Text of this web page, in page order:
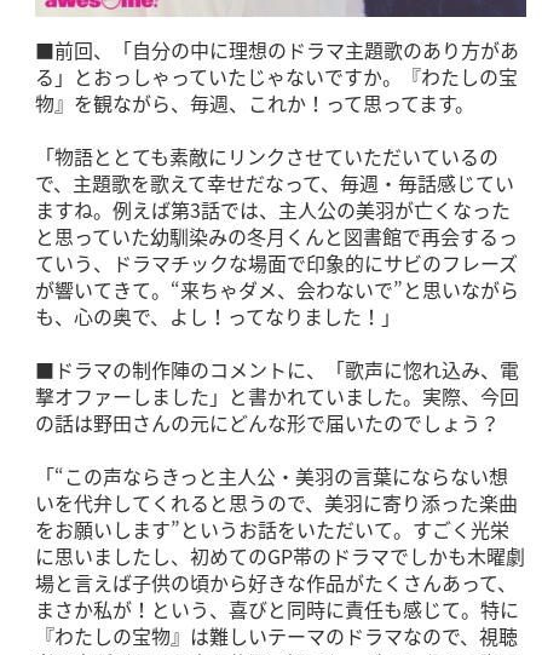
■前回、「自分の中に理想のドラマ主題歌のあり方があ
る」とおっしゃっていたじゃないですか。『わたしの宝
物』を観ながら、毎週、これか！って思ってます。
「物語ととても素敵にリンクさせていただいているの
で、主題歌を歌えて幸せだなって、毎週・毎話感じてい
ますね。例えば第3話では、主人公の美羽が亡くなった
と思っていた幼馴染みの冬月くんと図書館で再会するっ
ていう、ドラマチックな場面で印象的にサビのフレーズ
が響いてきて。“来ちゃダメ、会わないで”と思いながら
も、心の奥で、よし！ってなりました！」
■ドラマの制作陣のコメントに、「歌声に惚れ込み、電
撃オファーしました」と書かれていました。実際、今回
の話は野田さんの元にどんな形で届いたのでしょう？
「“この声ならきっと主人公・美羽の言葉にならない想
いを代弁してくれると思うので、美羽に寄り添った楽曲
をお願いします”というお話をいただいて。すごく光栄
に思いましたし、初めてのGP帯のドラマでしかも木曜劇
場と言えば子供の頃から好きな作品がたくさんあって、
まさか私が！という、喜びと同時に責任も感じて。特に
『わたしの宝物』は難しいテーマのドラマなので、視聴